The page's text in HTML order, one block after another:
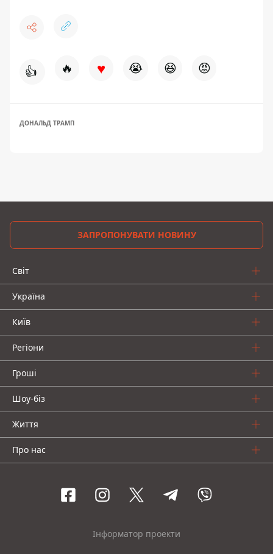
👍 🔥 ♥ 😭 😆 😡
ДОНАЛЬД ТРАМП
ЗАПРОПОНУВАТИ НОВИНУ
Світ
Україна
Київ
Регіони
Гроші
Шоу-біз
Життя
Про нас
Інформатор проекти